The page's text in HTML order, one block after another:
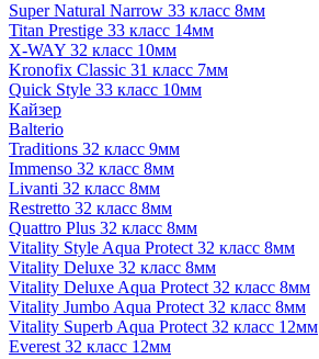
Super Natural Narrow 33 класс 8мм
Titan Prestige 33 класс 14мм
X-WAY 32 класс 10мм
Kronofix Classic 31 класс 7мм
Quick Style 33 класс 10мм
Кайзер
Balterio
Traditions 32 класс 9мм
Immenso 32 класс 8мм
Livanti 32 класс 8мм
Restretto 32 класс 8мм
Quattro Plus 32 класс 8мм
Vitality Style Aqua Protect 32 класс 8мм
Vitality Deluxe 32 класс 8мм
Vitality Deluxe Aqua Protect 32 класс 8мм
Vitality Jumbo Aqua Protect 32 класс 8мм
Vitality Superb Aqua Protect 32 класс 12мм
Everest 32 класс 12мм